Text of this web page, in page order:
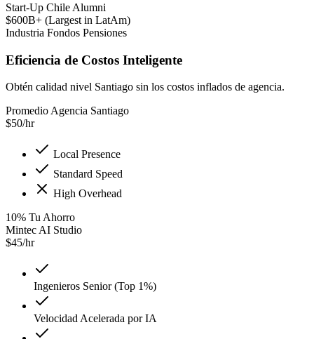
Start-Up Chile Alumni
$600B+ (Largest in LatAm)
Industria Fondos Pensiones
Eficiencia de Costos Inteligente
Obtén calidad nivel Santiago sin los costos inflados de agencia.
Promedio Agencia Santiago
$50/hr
Local Presence
Standard Speed
High Overhead
10% Tu Ahorro
Mintec AI Studio
$45/hr
Ingenieros Senior (Top 1%)
Velocidad Acelerada por IA